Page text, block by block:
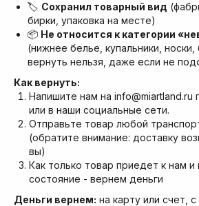
🏷 Сохранил товарный вид
бирки, упаковка на месте)
📦 Не относится к категории
(нижнее белье, купальники,
вернуть нельзя, даже если не
Как вернуть:
Напишите нам на info@miartland.ru
или в наши социальные сети.
Отправьте товар любой
(обратите внимание: доставку
вы)
Как только товар приедет к нам
состояние - вернем деньги
Деньги вернем: на карту или счет,